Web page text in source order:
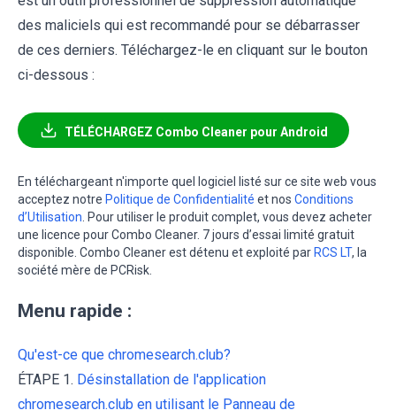
des maliciels qui est recommandé pour se débarrasser
de ces derniers. Téléchargez-le en cliquant sur le bouton
ci-dessous :
TÉLÉCHARGEZ Combo Cleaner pour Android
En téléchargeant n'importe quel logiciel listé sur ce site web vous
acceptez notre Politique de Confidentialité et nos Conditions
d’Utilisation . Pour utiliser le produit complet, vous devez acheter
une licence pour Combo Cleaner. 7 jours d’essai limité gratuit
disponible. Combo Cleaner est détenu et exploité par RCS LT, la
société mère de PCRisk.
Menu rapide :
Qu'est-ce que chromesearch.club?
ÉTAPE 1. Désinstallation de l'application
chromesearch.club en utilisant le Panneau de